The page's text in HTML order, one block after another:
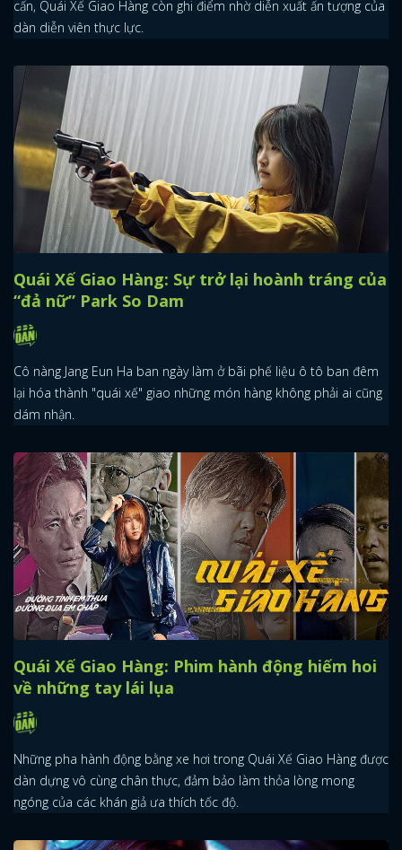
cấn, Quái Xế Giao Hàng còn ghi điểm nhờ diễn xuất ấn tượng của
dàn diễn viên thực lực.
Quái Xế Giao Hàng: Sự trở lại hoành tráng của
“đả nữ” Park So Dam
Cô nàng Jang Eun Ha ban ngày làm ở bãi phế liệu ô tô ban đêm
lại hóa thành "quái xế" giao những món hàng không phải ai cũng
dám nhận.
Quái Xế Giao Hàng: Phim hành động hiếm hoi
về những tay lái lụa
Những pha hành động bằng xe hơi trong Quái Xế Giao Hàng được
dàn dựng vô cùng chân thực, đảm bảo làm thỏa lòng mong
ngóng của các khán giả ưa thích tốc độ.